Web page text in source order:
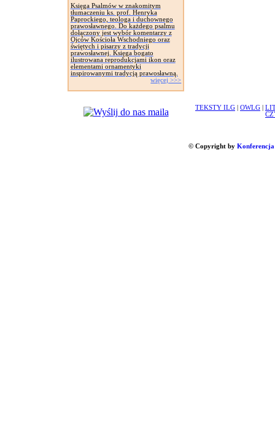
Księga Psalmów w znakomitym
tłumaczeniu ks. prof. Henryka
Paprockiego, teologa i duchownego
prawosławnego. Do każdego psalmu
dołączony jest wybór komentarzy z
Ojców Kościoła Wschodniego oraz
świętych i pisarzy z tradycji
prawosławnej. Księga bogato
ilustrowana reprodukcjami ikon oraz
elementami ornamentyki
inspirowanymi tradycją prawosławną.
więcej >>>
TEKSTY ILG OWLG
© Copyright by Konferencja